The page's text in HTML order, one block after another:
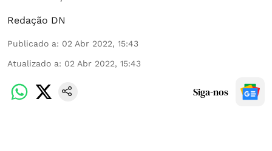
Redação DN
Publicado a: 02 Abr 2022, 15:43
Atualizado a: 02 Abr 2022, 15:43
Siga-nos